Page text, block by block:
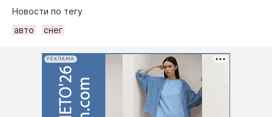
Новости по тегу
авто
снег
РЕКЛАМА